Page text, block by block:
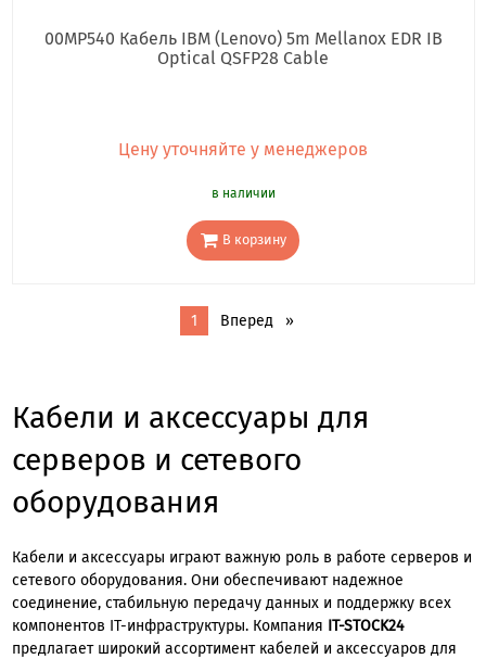
00MP540 Кабель IBM (Lenovo) 5m Mellanox EDR IB
Optical QSFP28 Cable
Цену уточняйте у менеджеров
в наличии
В корзину
Вы
1 Вперед
Кабели и аксессуары для
серверов и сетевого
оборудования
Кабели и аксессуары играют важную роль в работе серверов и
сетевого оборудования. Они обеспечивают надежное
соединение, стабильную передачу данных и поддержку всех
компонентов IT-инфраструктуры. Компания IT-STOCK24
предлагает широкий ассортимент кабелей и аксессуаров для